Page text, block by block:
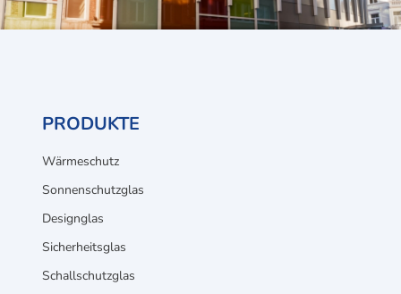
PRODUKTE
Wärmeschutz
Sonnenschutzglas
Designglas
Sicherheitsglas
Schallschutzglas